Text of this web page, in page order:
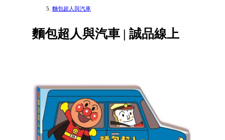
麵包超人與汽車
麵包超人與汽車 | 誠品線上